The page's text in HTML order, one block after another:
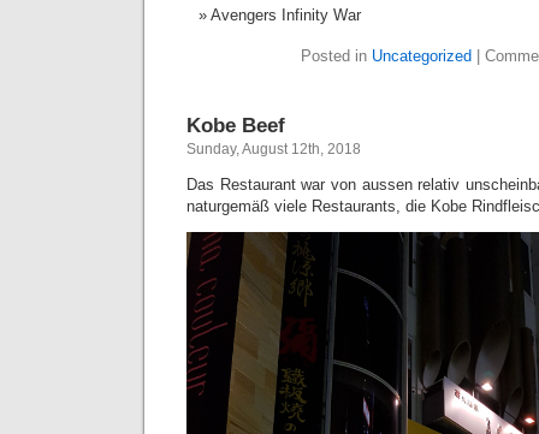
Avengers Infinity War
Posted in Uncategorized
Kobe Beef
Sunday, August 12th, 2018
Das Restaurant war von aussen relativ
naturgemäß viele Restaurants, die Kobe